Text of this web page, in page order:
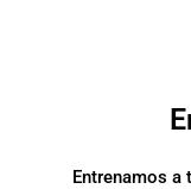
Entrenamos a